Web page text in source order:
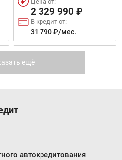
Цена от:
2 329 990 ₽
В кредит от:
31 790 ₽/мес.
В кредит от:
ещё
автокредитования